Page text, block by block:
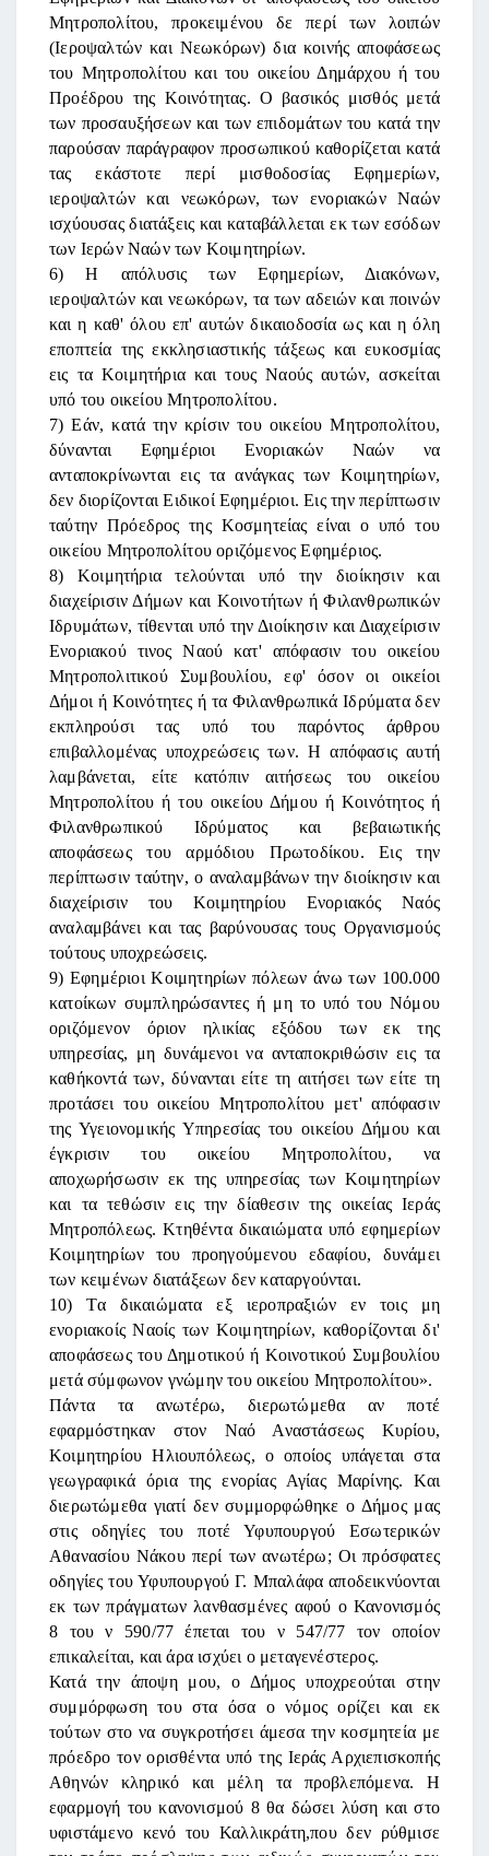
Μητροπολίτου, προκειμένου δε περί των λοιπών
(Ιεροψαλτών και Νεωκόρων) δια κοινής αποφάσεως
του Μητροπολίτου και του οικείου Δημάρχου ή του
Προέδρου της Κοινότητας. Ο βασικός μισθός μετά
των προσαυξήσεων και των επιδομάτων του κατά την
παρούσαν παράγραφον προσωπικού καθορίζεται κατά
τας εκάστοτε περί μισθοδοσίας Εφημερίων,
ιεροψαλτών και νεωκόρων, των ενοριακών Ναών
ισχύουσας διατάξεις και καταβάλλεται εκ των εσόδων
των Ιερών Ναών των Κοιμητηρίων.
6) Η απόλυσις των Εφημερίων, Διακόνων,
ιεροψαλτών και νεωκόρων, τα των αδειών και ποινών
και η καθ' όλου επ' αυτών δικαιοδοσία ως και η όλη
εποπτεία της εκκλησιαστικής τάξεως και ευκοσμίας
εις τα Κοιμητήρια και τους Ναούς αυτών, ασκείται
υπό του οικείου Μητροπολίτου.
7) Εάν, κατά την κρίσιν του οικείου Μητροπολίτου,
δύνανται Εφημέριοι Ενοριακών Ναών να
ανταποκρίνωνται εις τα ανάγκας των Κοιμητηρίων,
δεν διορίζονται Ειδικοί Εφημέριοι. Εις την περίπτωσιν
ταύτην Πρόεδρος της Κοσμητείας είναι ο υπό του
οικείου Μητροπολίτου οριζόμενος Εφημέριος.
8) Κοιμητήρια τελούνται υπό την διοίκησιν και
διαχείρισιν Δήμων και Κοινοτήτων ή Φιλανθρωπικών
Ιδρυμάτων, τίθενται υπό την Διοίκησιν και Διαχείρισιν
Ενοριακού τινος Ναού κατ' απόφασιν του οικείου
Μητροπολιτικού Συμβουλίου, εφ' όσον οι οικείοι
Δήμοι ή Κοινότητες ή τα Φιλανθρωπικά Ιδρύματα δεν
εκπληρούσι τας υπό του παρόντος άρθρου
επιβαλλομένας υποχρεώσεις των. Η απόφασις αυτή
λαμβάνεται, είτε κατόπιν αιτήσεως του οικείου
Μητροπολίτου ή του οικείου Δήμου ή Κοινότητος ή
Φιλανθρωπικού Ιδρύματος και βεβαιωτικής
αποφάσεως του αρμόδιου Πρωτοδίκου. Εις την
περίπτωσιν ταύτην, ο αναλαμβάνων την διοίκησιν και
διαχείρισιν του Κοιμητηρίου Ενοριακός Ναός
αναλαμβάνει και τας βαρύνουσας τους Οργανισμούς
τούτους υποχρεώσεις.
9) Εφημέριοι Κοιμητηρίων πόλεων άνω των 100.000
κατοίκων συμπληρώσαντες ή μη το υπό του Νόμου
οριζόμενον όριον ηλικίας εξόδου των εκ της
υπηρεσίας, μη δυνάμενοι να ανταποκριθώσιν εις τα
καθήκοντά των, δύνανται είτε τη αιτήσει των είτε τη
προτάσει του οικείου Μητροπολίτου μετ' απόφασιν
της Υγειονομικής Υπηρεσίας του οικείου Δήμου και
έγκρισιν του οικείου Μητροπολίτου, να
αποχωρήσωσιν εκ της υπηρεσίας των Κοιμητηρίων
και τα τεθώσιν εις την δίαθεσιν της οικείας Ιεράς
Μητροπόλεως. Κτηθέντα δικαιώματα υπό εφημερίων
Κοιμητηρίων του προηγούμενου εδαφίου, δυνάμει
των κειμένων διατάξεων δεν καταργούνται.
10) Τα δικαιώματα εξ ιεροπραξιών εν τοις μη
ενοριακοίς Ναοίς των Κοιμητηρίων, καθορίζονται δι'
αποφάσεως του Δημοτικού ή Κοινοτικού Συμβουλίου
μετά σύμφωνον γνώμην του οικείου Μητροπολίτου».
Πάντα τα ανωτέρω, διερωτώμεθα αν ποτέ
εφαρμόστηκαν στον Ναό Αναστάσεως Κυρίου,
Κοιμητηρίου Ηλιουπόλεως, ο οποίος υπάγεται στα
γεωγραφικά όρια της ενορίας Αγίας Μαρίνης. Και
διερωτώμεθα γιατί δεν συμμορφώθηκε ο Δήμος μας
στις οδηγίες του ποτέ Υφυπουργού Εσωτερικών
Αθανασίου Νάκου περί των ανωτέρω; Οι πρόσφατες
οδηγίες του Υφυπουργού Γ. Μπαλάφα αποδεικνύονται
εκ των πράγματων λανθασμένες αφού ο Κανονισμός
8 του ν 590/77 έπεται του ν 547/77 τον οποίον
επικαλείται, και άρα ισχύει ο μεταγενέστερος.
Κατά την άποψη μου, ο Δήμος υποχρεούται στην
συμμόρφωση του στα όσα ο νόμος ορίζει και εκ
τούτων στο να συγκροτήσει άμεσα την κοσμητεία με
πρόεδρο τον ορισθέντα υπό της Ιεράς Αρχιεπισκοπής
Αθηνών κληρικό και μέλη τα προβλεπόμενα. Η
εφαρμογή του κανονισμού 8 θα δώσει λύση και στο
υφιστάμενο κενό του Καλλικράτη,που δεν ρύθμισε